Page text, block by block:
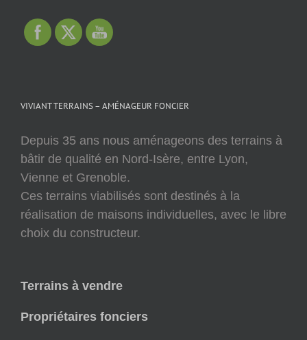
VIVIANT TERRAINS – AMÉNAGEUR FONCIER
Depuis 35 ans nous aménageons des terrains à
bâtir de qualité en Nord-Isère, entre Lyon,
Vienne et Grenoble.
Ces terrains viabilisés sont destinés à la
réalisation de maisons individuelles, avec le libre
choix du constructeur.
Terrains à vendre
Propriétaires fonciers